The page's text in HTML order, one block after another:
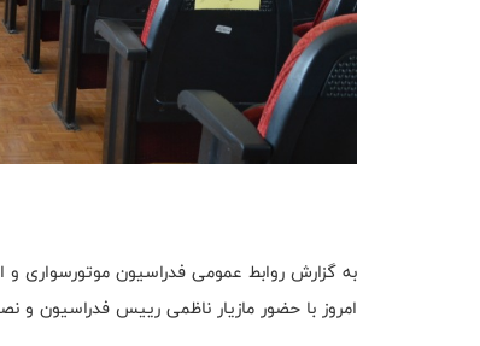
به گزارش روابط عمومی فدراسیون موتورسواری و
امروز با حضور مازیار ناظمی رییس فدراسیون و